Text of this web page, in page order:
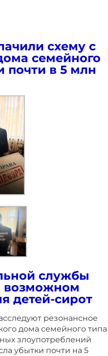
схему с
семейного
почти в 5 млн
службы
возможном
детей-сирот
резонансное
дома семейного типа
злоупотреблений
убытки почти на 5